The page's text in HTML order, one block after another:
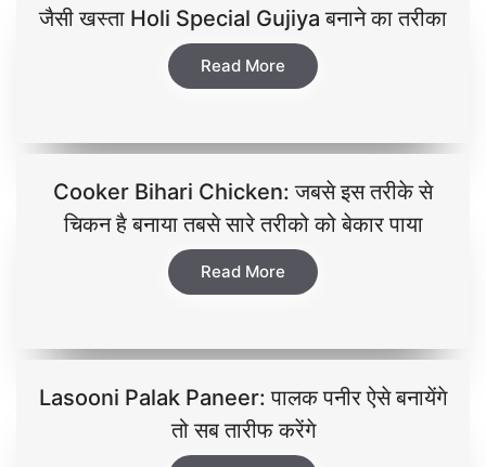
जैसी खस्ता Holi Special Gujiya बनाने का तरीका
Read More
Cooker Bihari Chicken: जबसे इस तरीके से
चिकन है बनाया तबसे सारे तरीको को बेकार पाया
Read More
Lasooni Palak Paneer: पालक पनीर ऐसे बनायेंगे
तो सब तारीफ करेंगे